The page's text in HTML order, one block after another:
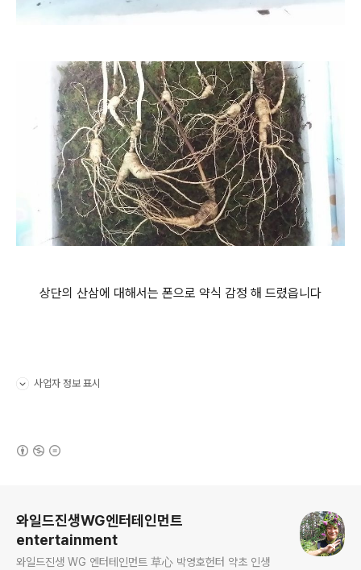
상단의 산삼에 대해서는 폰으로 약식 감정 해 드렸읍니다
사업자 정보 표시
와일드진생WG엔터테인먼트
entertainment
와일드진생 WG 엔터테인먼트 草心 박영호헌터 약초 인생